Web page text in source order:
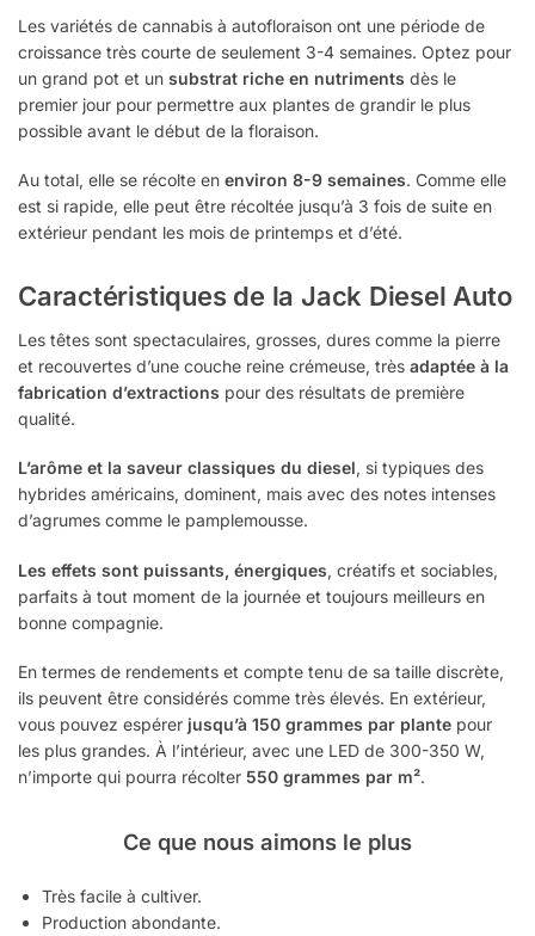
Les variétés de cannabis à autofloraison ont une période de
croissance très courte de seulement 3-4 semaines. Optez pour
un grand pot et un substrat riche en nutriments dès le
premier jour pour permettre aux plantes de grandir le plus
possible avant le début de la floraison.
Au total, elle se récolte en environ 8-9 semaines. Comme elle
est si rapide, elle peut être récoltée jusqu’à 3 fois de suite en
extérieur pendant les mois de printemps et d’été.
Caractéristiques de la Jack Diesel Auto
Les têtes sont spectaculaires, grosses, dures comme la pierre
et recouvertes d’une couche reine crémeuse, très adaptée à la
fabrication d’extractions pour des résultats de première
qualité.
L’arôme et la saveur classiques du diesel, si typiques des
hybrides américains, dominent, mais avec des notes intenses
d’agrumes comme le pamplemousse.
Les effets sont puissants, énergiques, créatifs et sociables,
parfaits à tout moment de la journée et toujours meilleurs en
bonne compagnie.
En termes de rendements et compte tenu de sa taille discrète,
ils peuvent être considérés comme très élevés. En extérieur,
vous pouvez espérer jusqu’à 150 grammes par plante pour
les plus grandes. À l’intérieur, avec une LED de 300-350 W,
n’importe qui pourra récolter 550 grammes par m².
Ce que nous aimons le plus
Très facile à cultiver.
Production abondante.